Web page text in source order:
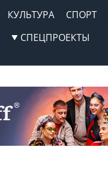
КУЛЬТУРА СПОРТ
СПЕЦПРОЕКТЫ